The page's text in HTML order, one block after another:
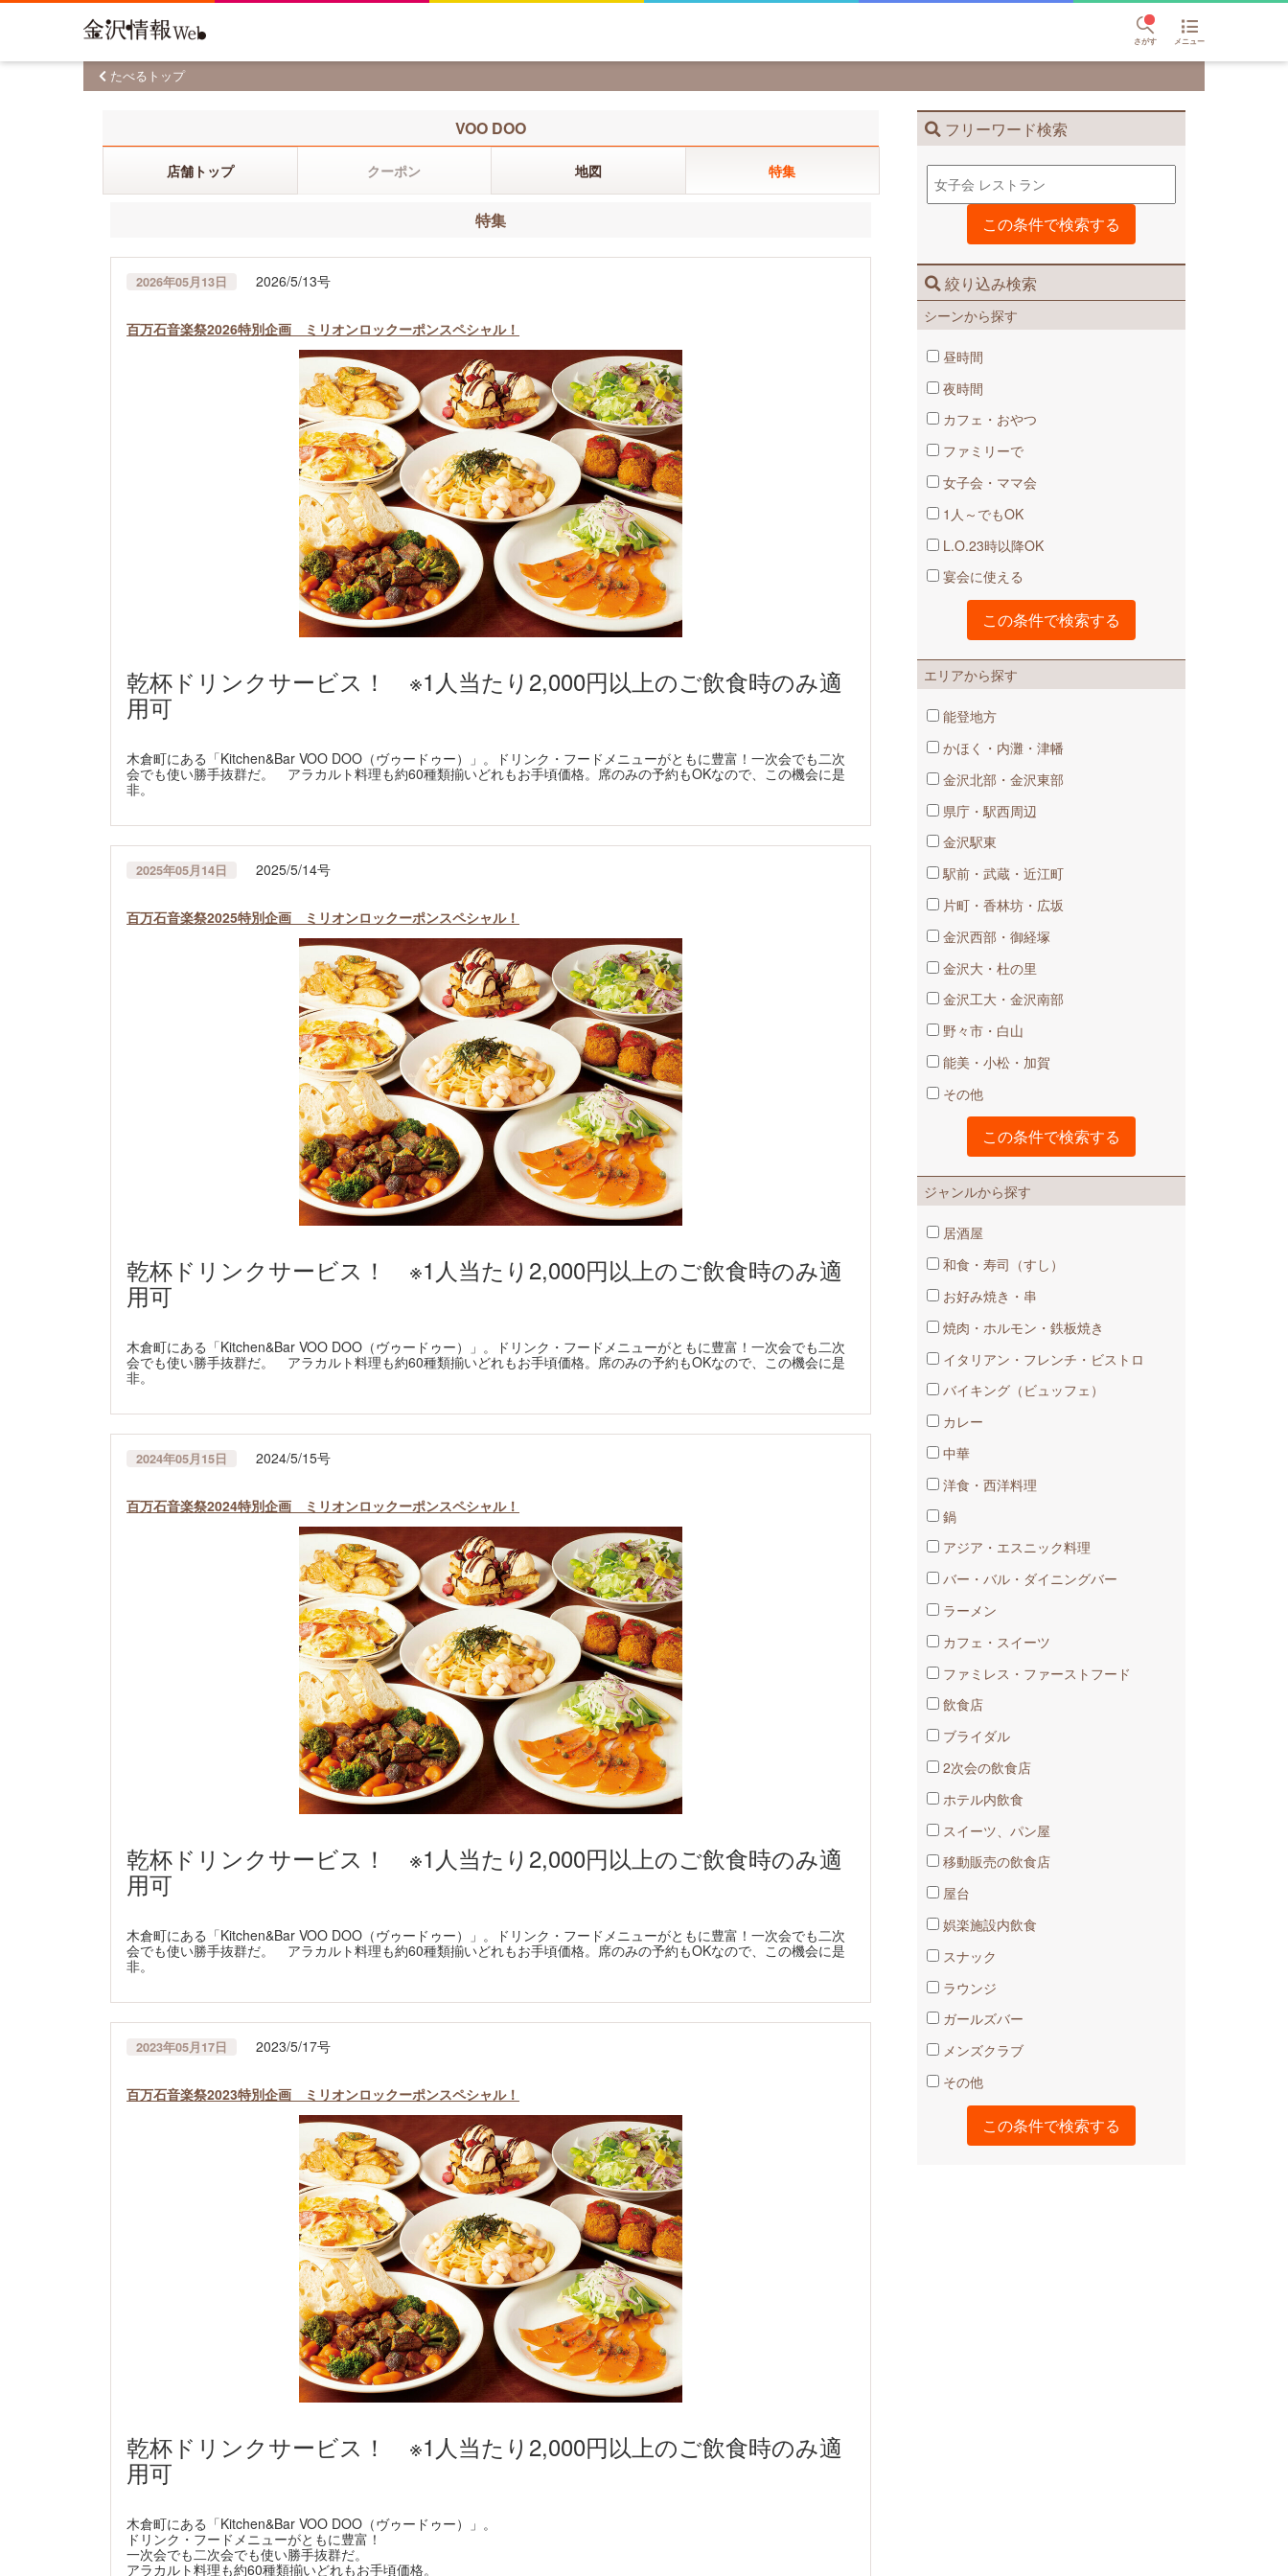
さがす メニュー
たべるトップ
フリーワード検索
絞り込み検索
シーンから探す
昼時間
夜時間
カフェ・おやつ
ファミリーで
女子会・ママ会
1人～でもOK
L.O.23時以降OK
宴会に使える
エリアから探す
能登地方
かほく・内灘・津幡
金沢北部・金沢東部
県庁・駅西周辺
金沢駅東
駅前・武蔵・近江町
片町・香林坊・広坂
金沢西部・御経塚
金沢大・杜の里
金沢工大・金沢南部
野々市・白山
能美・小松・加賀
その他
ジャンルから探す
居酒屋
和食・寿司（すし）
お好み焼き・串
焼肉・ホルモン・鉄板焼き
イタリアン・フレンチ・ビストロ
バイキング（ビュッフェ）
カレー
中華
洋食・西洋料理
鍋
アジア・エスニック料理
バー・バル・ダイニングバー
ラーメン
カフェ・スイーツ
ファミレス・ファーストフード
飲食店
ブライダル
2次会の飲食店
ホテル内飲食
スイーツ、パン屋
移動販売の飲食店
屋台
娯楽施設内飲食
スナック
ラウンジ
ガールズバー
メンズクラブ
その他
VOO DOO
店舗トップ クーポン 地図 特集
特集
2026年05月13日 2026/5/13号
百万石音楽祭2026特別企画 ミリオンロックーポンスペシャル！
乾杯ドリンクサービス！ ※1人当たり2,000円以上のご飲食時のみ適
用可
木倉町にある「Kitchen&Bar VOO DOO（ヴゥードゥー）」。ドリンク・フードメニューがともに豊富！一次会でも二次
会でも使い勝手抜群だ。 アラカルト料理も約60種類揃いどれもお手頃価格。席のみの予約もOKなので、この機会に是
非。
2025年05月14日 2025/5/14号
百万石音楽祭2025特別企画 ミリオンロックーポンスペシャル！
乾杯ドリンクサービス！ ※1人当たり2,000円以上のご飲食時のみ適
用可
木倉町にある「Kitchen&Bar VOO DOO（ヴゥードゥー）」。ドリンク・フードメニューがともに豊富！一次会でも二次
会でも使い勝手抜群だ。 アラカルト料理も約60種類揃いどれもお手頃価格。席のみの予約もOKなので、この機会に是
非。
2024年05月15日 2024/5/15号
百万石音楽祭2024特別企画 ミリオンロックーポンスペシャル！
乾杯ドリンクサービス！ ※1人当たり2,000円以上のご飲食時のみ適
用可
木倉町にある「Kitchen&Bar VOO DOO（ヴゥードゥー）」。ドリンク・フードメニューがともに豊富！一次会でも二次
会でも使い勝手抜群だ。 アラカルト料理も約60種類揃いどれもお手頃価格。席のみの予約もOKなので、この機会に是
非。
2023年05月17日 2023/5/17号
百万石音楽祭2023特別企画 ミリオンロックーポンスペシャル！
乾杯ドリンクサービス！ ※1人当たり2,000円以上のご飲食時のみ適
用可
木倉町にある「Kitchen&Bar VOO DOO（ヴゥードゥー）」。
ドリンク・フードメニューがともに豊富！
一次会でも二次会でも使い勝手抜群だ。
アラカルト料理も約60種類揃いどれもお手頃価格。